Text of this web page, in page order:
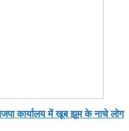
कार्यालय में खूब झूम के नाचे लोग